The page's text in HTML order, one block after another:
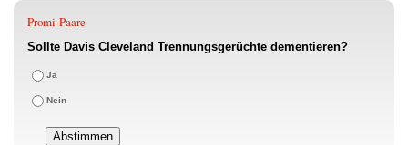
Promi-Paare
Sollte Davis Cleveland Trennungsgerüchte dementieren?
Ja
Nein